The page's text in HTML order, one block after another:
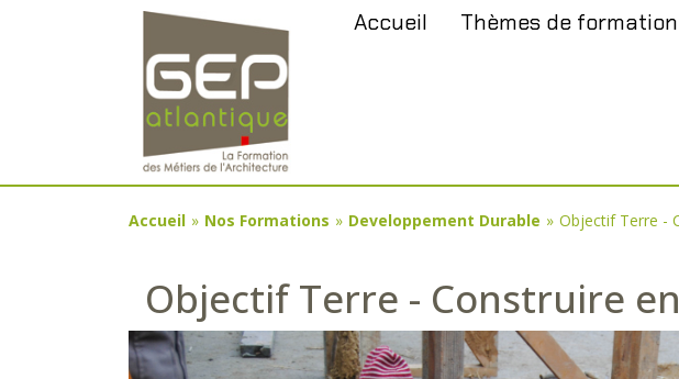
Accueil Thèmes de formation
You
here
Accueil » Nos Formations » Developpement Durable » Objectif Terre -
Objectif Terre - Construire
Panneau de gestion des cookies